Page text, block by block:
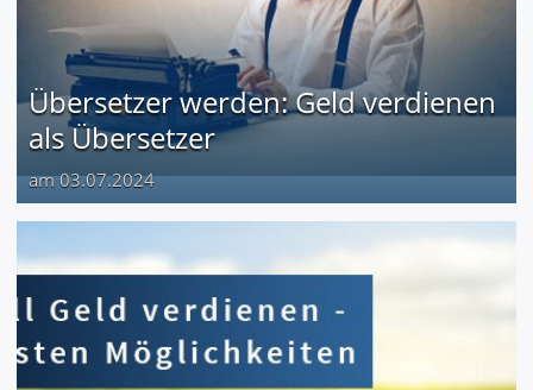
Übersetzer werden: Geld verdienen
als Übersetzer
am 03.07.2024